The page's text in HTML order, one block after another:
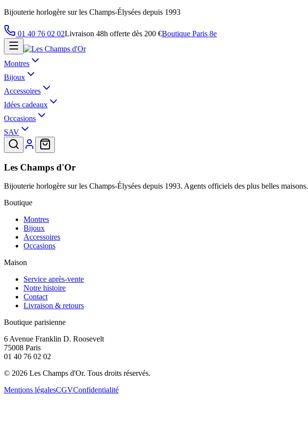
Bijouterie horlogère sur les Champs-Élysées depuis 1993
01 40 76 02 02Livraison 48h offerte dès 200 €Boutique Paris 8e
Montres
Bijoux
Accessoires
Idées cadeaux
Occasions
SAV
Les Champs d'Or
Bijouterie horlogère sur les Champs-Élysées depuis 1993. Agents officiels des plus belles maisons.
Boutique
Montres
Bijoux
Accessoires
Occasions
Maison
Service après-vente
Notre histoire
Contact
Livraison & retours
Boutique parisienne
6 Avenue Franklin D. Roosevelt
75008 Paris
01 40 76 02 02
© 2026 Les Champs d'Or. Tous droits réservés.
Mentions légalesCGVConfidentialité